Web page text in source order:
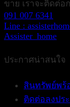
ขาย เราจะติดต่
091 007 6341
Line :
Assister_home
ประกาศน่าสนใจ
สินทรัพย์พร้
ติดต่อลงปร